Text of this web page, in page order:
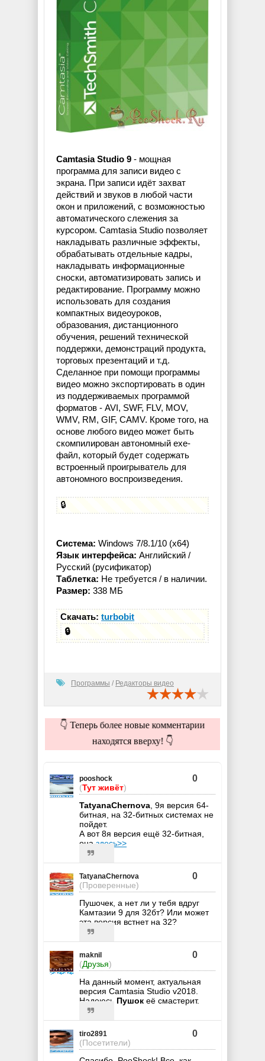
Camtasia Studio 9 - мощная
программа для записи видео с
экрана. При записи идёт захват
действий и звуков в любой части
окон и приложений, с возможностью
автоматического слежения за
курсором. Camtasia Studio позволяет
накладывать различные эффекты,
обрабатывать отдельные кадры,
накладывать информационные
сноски, автоматизировать запись и
редактирование. Программу можно
использовать для создания
компактных видеоуроков,
образования, дистанционного
обучения, решений технической
поддержки, демонстраций продукта,
торговых презентаций и т.д.
Сделанное при помощи программы
видео можно экспортировать в один
из поддерживаемых программой
форматов - AVI, SWF, FLV, MOV,
WMV, RM, GIF, CAMV. Кроме того, на
основе любого видео может быть
скомпилирован автономный exe-
файл, который будет содержать
встроенный проигрыватель для
автономного воспроизведения.
🔒
Система: Windows 7/8.1/10 (x64)
Язык интерфейса: Английский /
Русский (русификатор)
Таблетка: Не требуется / в наличии.
Размер: 338 МБ
Скачать:turbobit
🔒
Программы / Редакторы видео
👇 Теперь более новые комментарии
находятся вверху! 👇
pooshock
(Тут живёт)
0
TatyanaChernova , 9я версия 64-
битная, на 32-битных системах не
пойдет.
А вот 8я версия ещё 32-битная,
она здесь>>
TatyanaChernova
(Проверенные)
0
Пушочек, а нет ли у тебя вдруг
Камтазии 9 для 32бт? Или может
эта версия встнет на 32?
maknil
(Друзья)
0
На данный момент, актуальная
версия Camtasia Studio v2018.
Надеюсь Пушок её смастерит.
tiro2891
(Посетители)
0